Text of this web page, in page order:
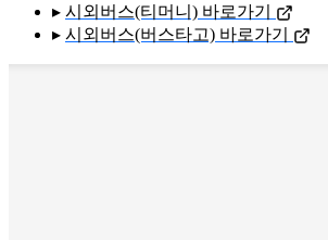
▸ 시외버스(티머니) 바로가기
▸ 시외버스(버스타고) 바로가기